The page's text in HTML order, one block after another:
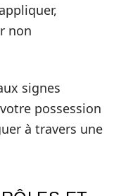
non
signes
possession
à travers une